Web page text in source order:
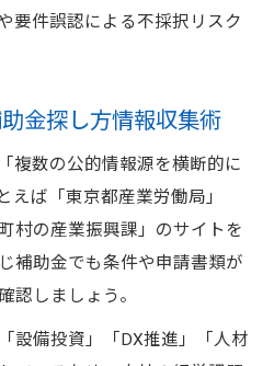
要件誤認による不採択リスク
金探し方情報収集術
複数の公的情報源を横断的に
えば「東京都産業労働局」
村の産業振興課」のサイトを
補助金でも条件や申請書類が
認しましょう。
設備投資」「DX推進」「人材